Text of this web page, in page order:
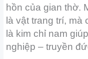
hồn của gian thờ.
là vật trang trí, mà
là kim chỉ nam
nghiệp – truyền